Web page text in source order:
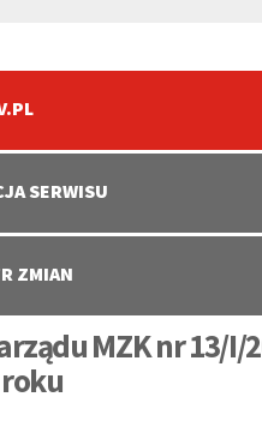
SERWISU
ZMIAN
MZK nr 13/I/